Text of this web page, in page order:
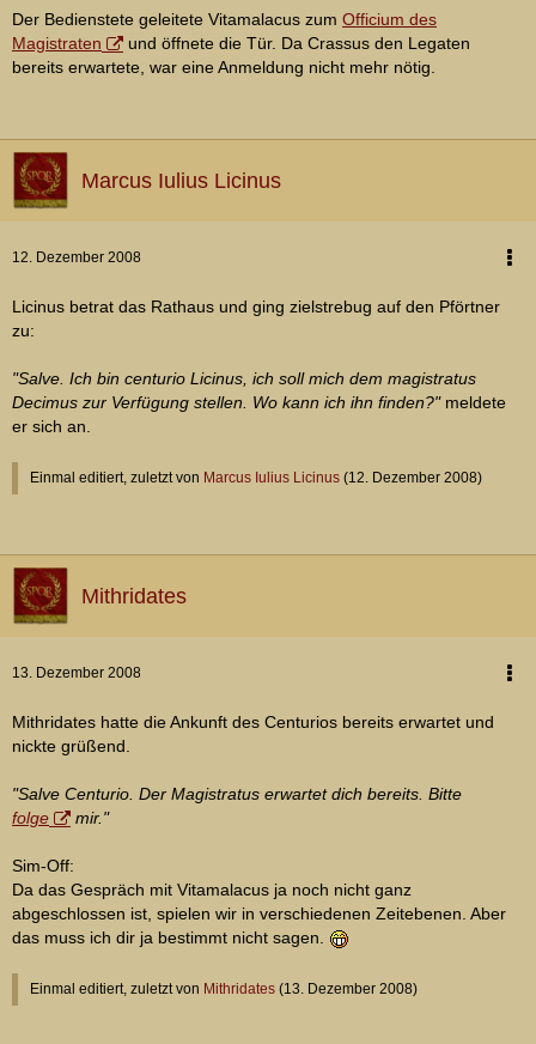
Der Bedienstete geleitete Vitamalacus zum Officium des
Magistraten
und öffnete die Tür. Da Crassus den Legaten
bereits erwartete, war eine Anmeldung nicht mehr nötig.
Marcus Iulius Licinus
12. Dezember 2008
Licinus betrat das Rathaus und ging zielstrebug auf den Pförtner
zu:
"Salve. Ich bin centurio Licinus, ich soll mich dem magistratus
Decimus zur Verfügung stellen. Wo kann ich ihn finden?"meldete
er sich an.
Einmal editiert, zuletzt von Marcus Iulius Licinus (12. Dezember 2008)
Mithridates
13. Dezember 2008
Mithridates hatte die Ankunft des Centurios bereits erwartet und
nickte grüßend.
"Salve Centurio. Der Magistratus erwartet dich bereits. Bitte
folge
mir."
Sim-Off:
Da das Gespräch mit Vitamalacus ja noch nicht ganz
abgeschlossen ist, spielen wir in verschiedenen Zeitebenen. Aber
das muss ich dir ja bestimmt nicht sagen.
Einmal editiert, zuletzt von Mithridates (13. Dezember 2008)